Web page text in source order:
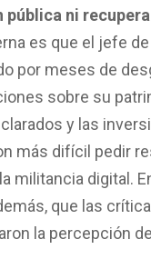
pública ni
es que el jefe
por meses de
sobre su
y las
más difícil pedir
militancia digital.
que las
la percepción